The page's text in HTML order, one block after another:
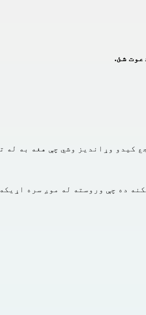
شئ.
وړاندیز وشي چې هغه به له
ده چې وروسته له موږ سره